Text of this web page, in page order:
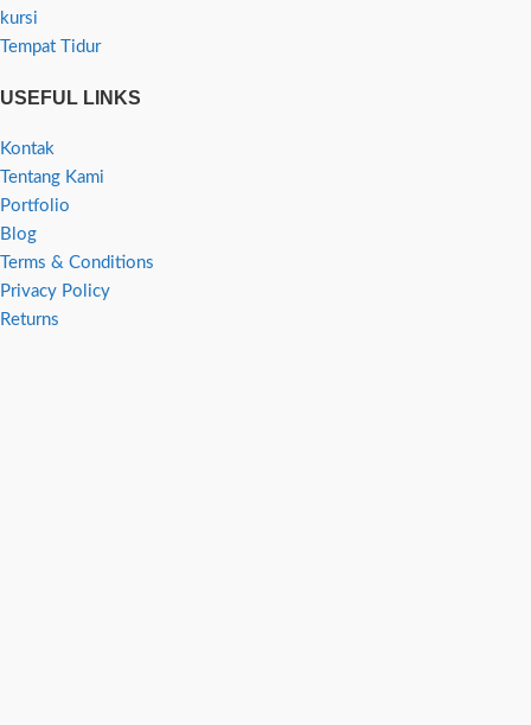
kursi
Tempat Tidur
USEFUL LINKS
Kontak
Tentang Kami
Portfolio
Blog
Terms & Conditions
Privacy Policy
Returns